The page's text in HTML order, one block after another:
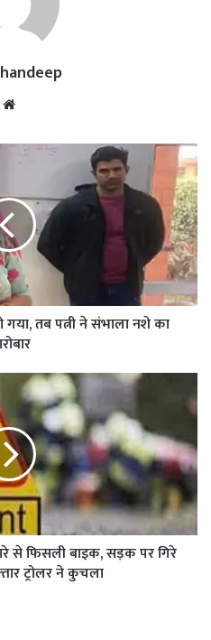
तब पत्नी ने संभाला नशे का
से फिसली बाइक, सड़क पर गिरे
ट्रोलर ने कुचला